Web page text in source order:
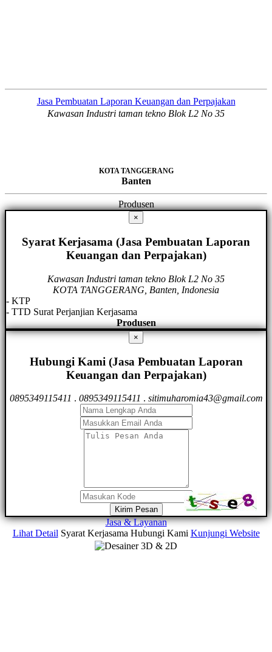
Jasa Pembuatan Laporan Keuangan dan Perpajakan
Kawasan Industri taman tekno Blok L2 No 35
KOTA TANGGERANG
Banten
Produsen
×
Syarat Kerjasama (Jasa Pembuatan Laporan
Keuangan dan Perpajakan)
Kawasan Industri taman tekno Blok L2 No 35
KOTA TANGGERANG, Banten, Indonesia
- KTP
- TTD Surat Perjanjian Kerjasama
Produsen
×
Hubungi Kami (Jasa Pembuatan Laporan
Keuangan dan Perpajakan)
0895349115411 . 0895349115411 . sitimuharomia43@gmail.com
Kirim Pesan
Jasa & Layanan
Lihat Detail Syarat Kerjasama Hubungi Kami Kunjungi Website